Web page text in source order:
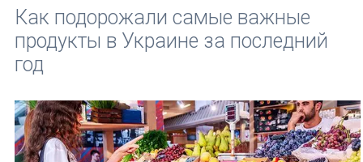
Как подорожали самые важные
продукты в Украине за последний
год